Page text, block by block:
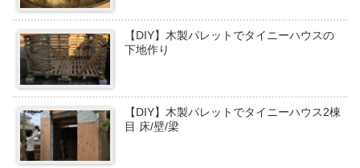
【DIY】木製パレットでタイニーハウスの
下地作り
【DIY】木製パレットでタイニーハウス2棟
目 床/壁/梁